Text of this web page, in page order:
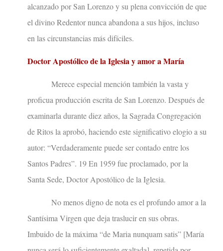
alcanzado por San Lorenzo y su plena convicción de que
el divino Redentor nunca abandona a sus hijos, incluso
en las circunstancias más difíciles.
Doctor Apostólico de la Iglesia y amor a María
Merece especial mención también la vasta y
proficua producción escrita de San Lorenzo. Después de
examinarla durante diez años, la Sagrada Congregación
de Ritos la aprobó, haciendo este significativo elogio a su
autor: “Verdaderamente puede ser contado entre los
Santos Padres”. 19 En 1959 fue proclamado, por la
Santa Sede, Doctor Apostólico de la Iglesia.
No menos digno de nota es el profundo amor a la
Santísima Virgen que deja traslucir en sus obras.
Imbuido de la máxima “de Maria nunquam satis” [María